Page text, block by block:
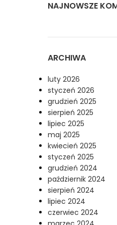
NAJNOWSZE
ARCHIWA
luty 2026
styczeń 2026
grudzień 2025
sierpień 2025
lipiec 2025
maj 2025
kwiecień 2025
styczeń 2025
grudzień 2024
październik 2024
sierpień 2024
lipiec 2024
czerwiec 2024